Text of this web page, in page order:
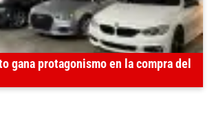
gana protagonismo en la compra del